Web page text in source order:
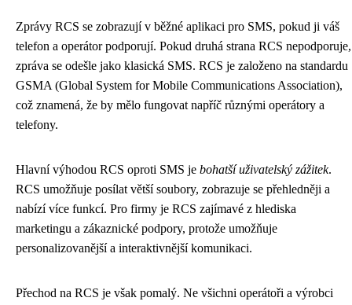
Zprávy RCS se zobrazují v běžné aplikaci pro SMS, pokud ji váš
telefon a operátor podporují. Pokud druhá strana RCS nepodporuje,
zpráva se odešle jako klasická SMS. RCS je založeno na standardu
GSMA (Global System for Mobile Communications Association),
což znamená, že by mělo fungovat napříč různými operátory a
telefony.
Hlavní výhodou RCS oproti SMS je bohatší uživatelský zážitek.
RCS umožňuje posílat větší soubory, zobrazuje se přehledněji a
nabízí více funkcí. Pro firmy je RCS zajímavé z hlediska
marketingu a zákaznické podpory, protože umožňuje
personalizovanější a interaktivnější komunikaci.
Přechod na RCS je však pomalý. Ne všichni operátoři a výrobci